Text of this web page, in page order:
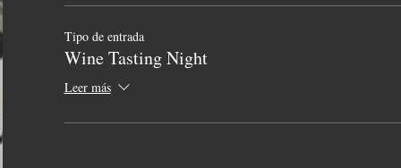
Tipo de entrada
Wine Tasting Night
Leer más